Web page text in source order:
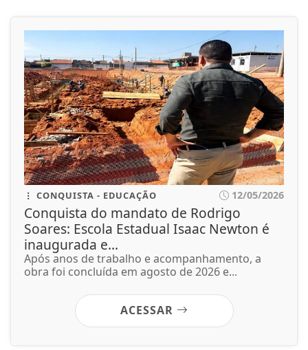
CONQUISTA - EDUCAÇÃO 12/05/2026
Conquista do mandato de Rodrigo
Soares: Escola Estadual Isaac Newton é
inaugurada e...
Após anos de trabalho e acompanhamento, a
obra foi concluída em agosto de 2026 e...
ACESSAR